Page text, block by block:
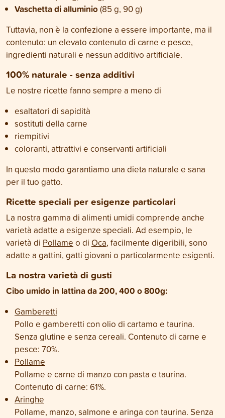
Vaschetta di alluminio(85 g, 90 g)
Tuttavia, non è la confezione a essere importante, ma il
contenuto: un elevato contenuto di carne e pesce,
ingredienti naturali e nessun additivo artificiale.
100% naturale - senza additivi
Le nostre ricette fanno sempre a meno di
esaltatori di sapidità
sostituti della carne
riempitivi
coloranti, attrattivi e conservanti artificiali
In questo modo garantiamo una dieta naturale e sana
per il tuo gatto.
Ricette speciali per esigenze particolari
La nostra gamma di alimenti umidi comprende anche
varietà adatte a esigenze speciali. Ad esempio, le
varietà di Pollame o di Oca, facilmente digeribili, sono
adatte a gattini, gatti giovani o particolarmente esigenti.
La nostra varietà di gusti
Cibo umido in lattina da 200, 400 o 800g:
Gamberetti
Pollo e gamberetti con olio di cartamo e taurina.
Senza glutine e senza cereali. Contenuto di carne e
pesce: 70%.
Pollame
Pollame e carne di manzo con pasta e taurina.
Contenuto di carne: 61%.
Aringhe
Pollame, manzo, salmone e aringa con taurina. Senza